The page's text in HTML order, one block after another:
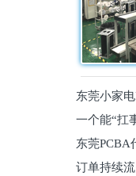
东莞小家
员工一个能“扛
东莞
维锁客法则
订单持续